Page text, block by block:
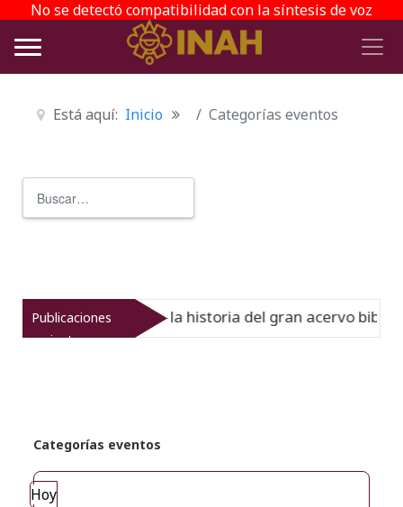
No se detectó compatibilidad con la síntesis de voz
Está aquí: Inicio Categorías eventos
Publicaciones
recientes
Virreinato muestra la historia del gran acervo
Categorías eventos
Hoy